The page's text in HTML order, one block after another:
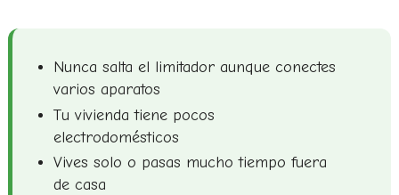
Nunca salta el limitador aunque conectes
varios aparatos
Tu vivienda tiene pocos
electrodomésticos
Vives solo o pasas mucho tiempo fuera
de casa